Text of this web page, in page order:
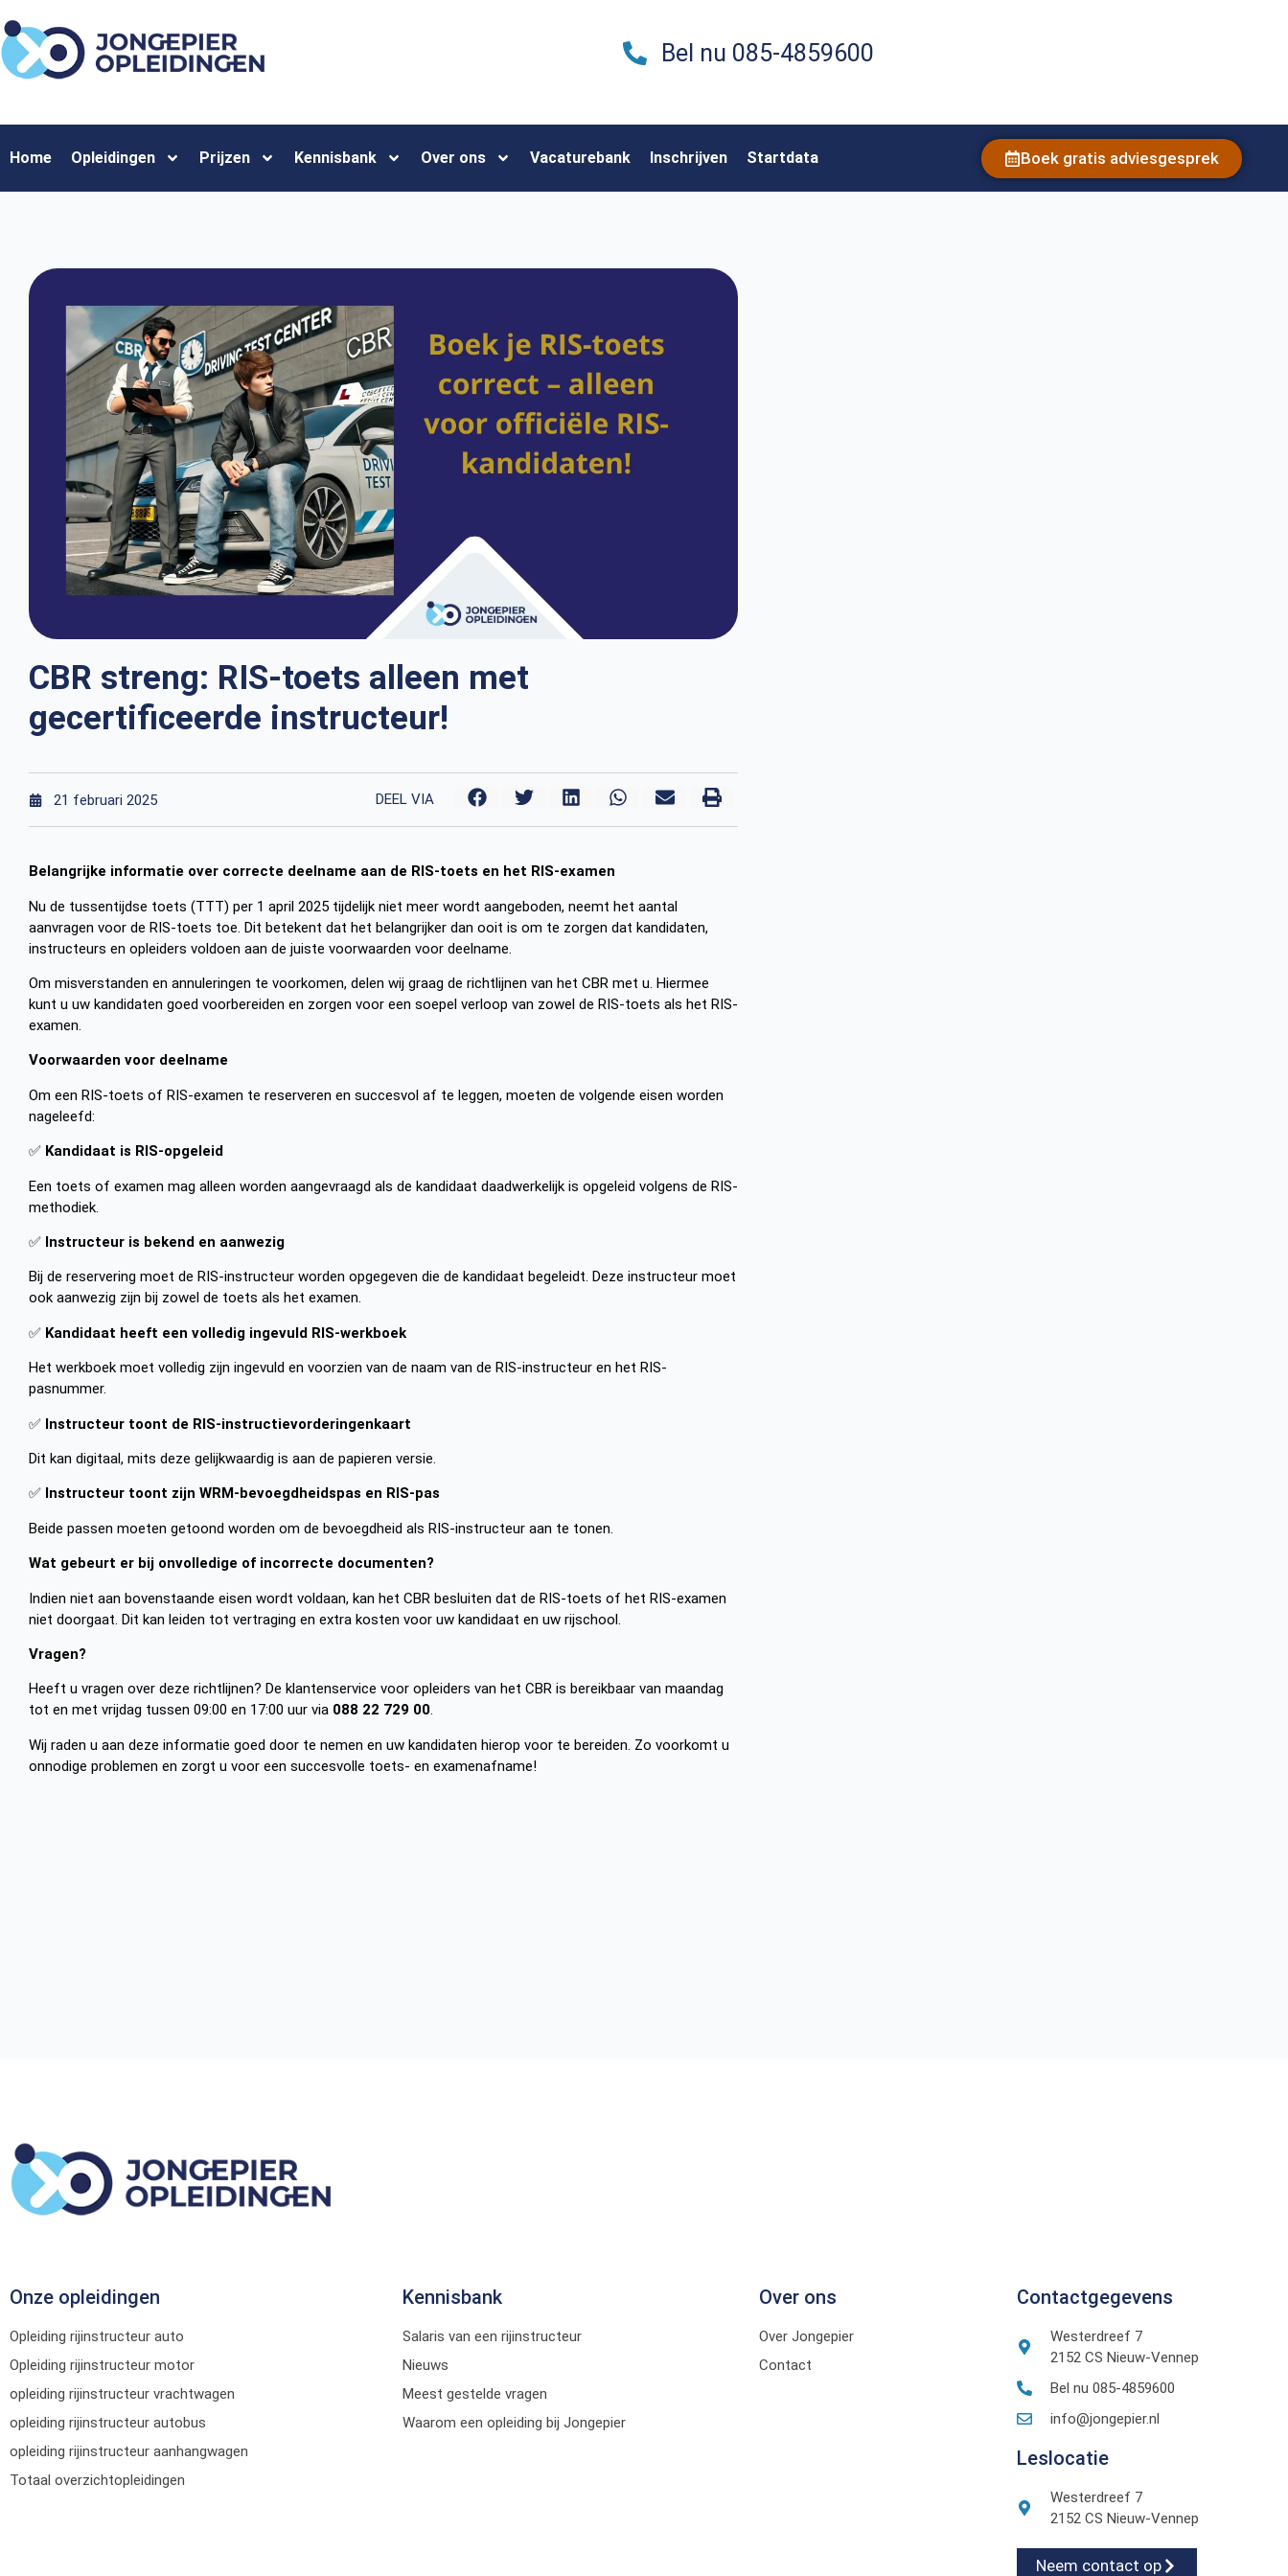
Bel nu 085-4859600
Home Opleidingen Prijzen Kennisbank Over ons Vacaturebank Inschrijven Startdata Boek gratis adviesgesprek
CBR streng: RIS-toets alleen met
gecertificeerde instructeur!
21 februari 2025 DEEL VIA
Belangrijke informatie over correcte deelname aan de RIS-toets en het RIS-examen
Nu de tussentijdse toets (TTT) per 1 april 2025 tijdelijk niet meer wordt aangeboden, neemt het aantal
aanvragen voor de RIS-toets toe. Dit betekent dat het belangrijker dan ooit is om te zorgen dat kandidaten,
instructeurs en opleiders voldoen aan de juiste voorwaarden voor deelname.
Om misverstanden en annuleringen te voorkomen, delen wij graag de richtlijnen van het CBR met u. Hiermee
kunt u uw kandidaten goed voorbereiden en zorgen voor een soepel verloop van zowel de RIS-toets als het RIS-
examen.
Voorwaarden voor deelname
Om een RIS-toets of RIS-examen te reserveren en succesvol af te leggen, moeten de volgende eisen worden
nageleefd:
✅ Kandidaat is RIS-opgeleid
Een toets of examen mag alleen worden aangevraagd als de kandidaat daadwerkelijk is opgeleid volgens de RIS-
methodiek.
✅ Instructeur is bekend en aanwezig
Bij de reservering moet de RIS-instructeur worden opgegeven die de kandidaat begeleidt. Deze instructeur moet
ook aanwezig zijn bij zowel de toets als het examen.
✅ Kandidaat heeft een volledig ingevuld RIS-werkboek
Het werkboek moet volledig zijn ingevuld en voorzien van de naam van de RIS-instructeur en het RIS-
pasnummer.
✅ Instructeur toont de RIS-instructievorderingenkaart
Dit kan digitaal, mits deze gelijkwaardig is aan de papieren versie.
✅ Instructeur toont zijn WRM-bevoegdheidspas en RIS-pas
Beide passen moeten getoond worden om de bevoegdheid als RIS-instructeur aan te tonen.
Wat gebeurt er bij onvolledige of incorrecte documenten?
Indien niet aan bovenstaande eisen wordt voldaan, kan het CBR besluiten dat de RIS-toets of het RIS-examen
niet doorgaat. Dit kan leiden tot vertraging en extra kosten voor uw kandidaat en uw rijschool.
Vragen?
Heeft u vragen over deze richtlijnen? De klantenservice voor opleiders van het CBR is bereikbaar van maandag
tot en met vrijdag tussen 09:00 en 17:00 uur via 088 22 729 00.
Wij raden u aan deze informatie goed door te nemen en uw kandidaten hierop voor te bereiden. Zo voorkomt u
onnodige problemen en zorgt u voor een succesvolle toets- en examenafname!
Onze opleidingen
Opleiding rijinstructeur auto
Opleiding rijinstructeur motor
opleiding rijinstructeur vrachtwagen
opleiding rijinstructeur autobus
opleiding rijinstructeur aanhangwagen
Totaal overzichtopleidingen
Kennisbank
Salaris van een rijinstructeur
Nieuws
Meest gestelde vragen
Waarom een opleiding bij Jongepier
Over ons
Over Jongepier
Contact
Contactgegevens
Westerdreef 7
2152 CS Nieuw-Vennep
Bel nu 085-4859600
info@jongepier.nl
Leslocatie
Westerdreef 7
2152 CS Nieuw-Vennep
Neem contact op